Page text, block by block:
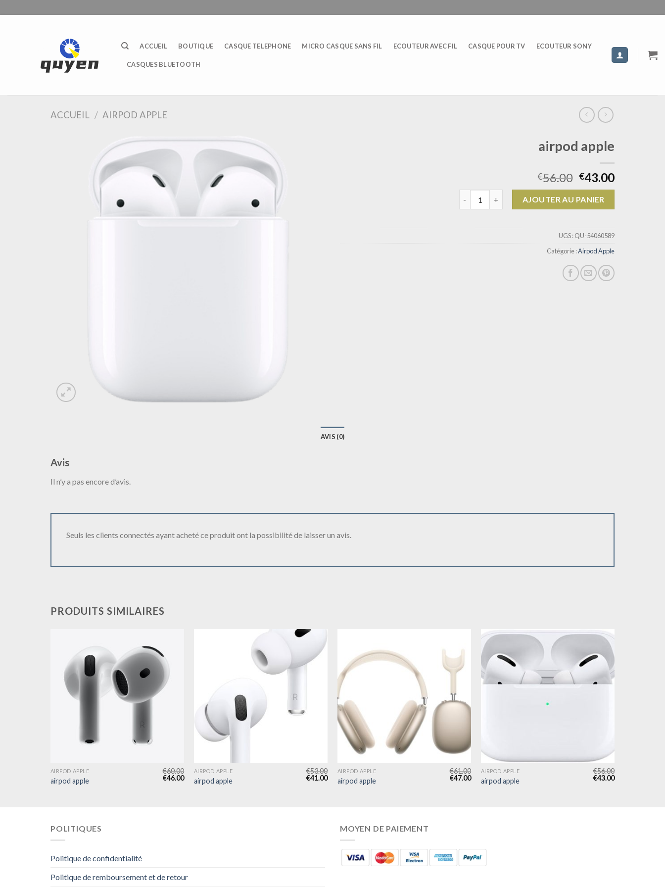
ACCUEIL BOUTIQUE CASQUE TELEPHONE MICRO CASQUE SANS FIL ECOUTEUR AVEC FIL CASQUE POUR TV ECOUTEUR SONY
CASQUES BLUETOOTH
ACCUEIL / AIRPOD APPLE
airpod apple
€56.00 €43.00
AJOUTER AU PANIER
UGS :QU-54060589
Catégorie :Airpod Apple
AVIS (0)
Avis
Il n’y a pas encore d’avis.
Seuls les clients connectés ayant acheté ce produit ont la possibilité de laisser un avis.
PRODUITS SIMILAIRES
AIRPOD APPLE
airpod apple
€60.00
€46.00
AIRPOD APPLE
airpod apple
€53.00
€41.00
AIRPOD APPLE
airpod apple
€61.00
€47.00
AIRPOD APPLE
airpod apple
€56.00
€43.00
POLITIQUES
Politique de confidentialité
Politique de remboursement et de retour
MOYEN DE PAIEMENT